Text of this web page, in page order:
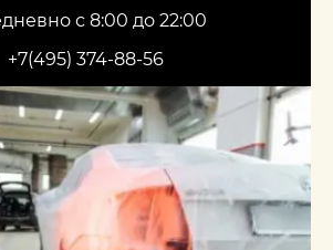
с 8:00 до 22:00
+7(495) 374-88-56